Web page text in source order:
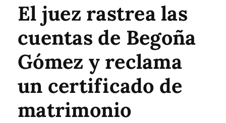
El juez rastrea las
cuentas de Begoña
Gómez y reclama
un certificado de
matrimonio